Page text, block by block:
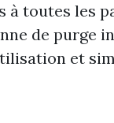
à toutes les
de purge
et